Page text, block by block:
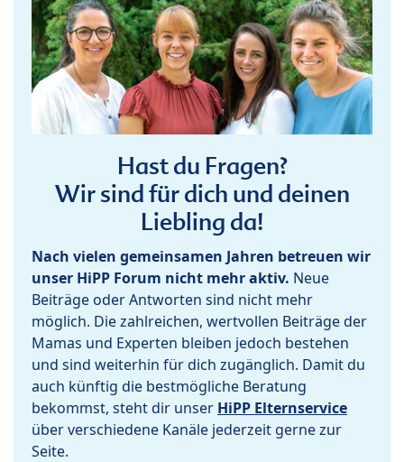
Hast du Fragen?
Wir sind für dich und deinen
Liebling da!
Nach vielen gemeinsamen Jahren betreuen wir
unser HiPP Forum nicht mehr aktiv. Neue
Beiträge oder Antworten sind nicht mehr
möglich. Die zahlreichen, wertvollen Beiträge der
Mamas und Experten bleiben jedoch bestehen
und sind weiterhin für dich zugänglich. Damit du
auch künftig die bestmögliche Beratung
bekommst, steht dir unser HiPP Elternservice
über verschiedene Kanäle jederzeit gerne zur
Seite.